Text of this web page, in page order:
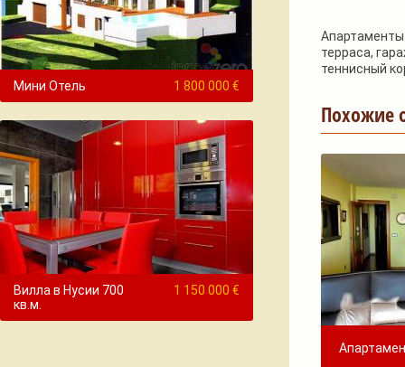
терраса,
теннисный
Похожие
Мини Отель 1 800 000 €
Вилла в Нусии 700
кв.м.
1 150 000 €